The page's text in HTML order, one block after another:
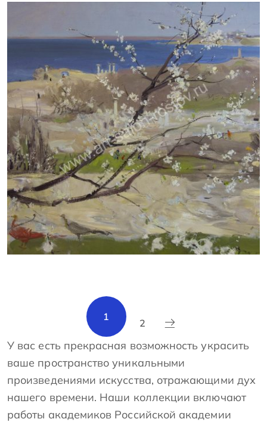
ДУДЧЕНКО НИКОЛАЙ
1
2
У вас есть прекрасная возможность украсить
ваше пространство уникальными
произведениями искусства, отражающими дух
нашего времени. Наши коллекции включают
работы академиков Российской академии